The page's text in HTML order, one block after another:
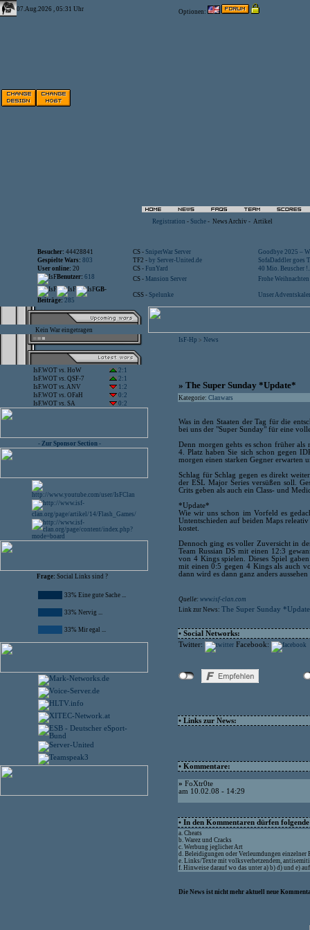
07.Aug.2026 , 05:31 Uhr Optionen:
Registration - Suche - News Archiv - Artikel
Besucher: 44428841 CS - SniperWar Server
Goodbye 2025 –
Gespielte Wars: 803 TF2 - by Server-United.de
SofaDaddler goes
User online: 20 CS - FunYard
40 Mio. Beuscher
Benutzer: 618 CS - Mansion Server
Frohe
GB-
Beiträge: 285
CSS - Spelunke Unser
Kein War eingetragen
IsF.WOT vs. HoW
2:1
IsF.WOT vs. QSF-7
2:1
IsF.WOT vs.ANV
1:2
IsF.WOT vs. OFaH
0:2
IsF.WOT vs. SA 0:2
- Zur Sponsor Section -
Frage: Social Links sind ?
33% Eine gute Sache ...
33% Nervig ...
33% Mir egal ...
IsF-Hp > News
» The Super Sunday *Update*
Kategorie: Clanwars
Was in den Staaten der Tag für die
bei uns der "Super Sunday" für eine
Denn morgen gehts es schon früher
4. Platz haben Sie sich schon gegen
morgen einen starken Gegner erwarten
Schlag für Schlag gegen es direkt
der ESL Major Series versüßen soll.
Crits geben als auch ein Class- und
*Update*
Wie wir uns schon im Vorfeld es
Untentschieden auf beiden Maps
kostet.
Dennoch ging es voller Zuversicht in
Team Russian DS mit einen 12:3
von 4 Kings spielen. Dieses Spiel
mit einen 0:5 gegen 4 Kings als auch
dann wird es dann ganz anders
Quelle: www.isf-clan.com
Link zur News: The Super Sunday
• Social Networks:
Twitter:
Facebook:
• Links zur News:
• Kommentare:
» FoXtr0te
am 10.02.08 - 14:29
• In den Kommentaren dürfen
a. Cheats
b. Warez und Cracks
c. Werbung jeglicher Art
d. Beleidigungen oder Verleumdungen einzelner
e. Links/Texte mit volksverhetzendem,
f. Hinweise darauf wo das unter a) b) d) und e)
Die News ist nicht mehr aktuell neue